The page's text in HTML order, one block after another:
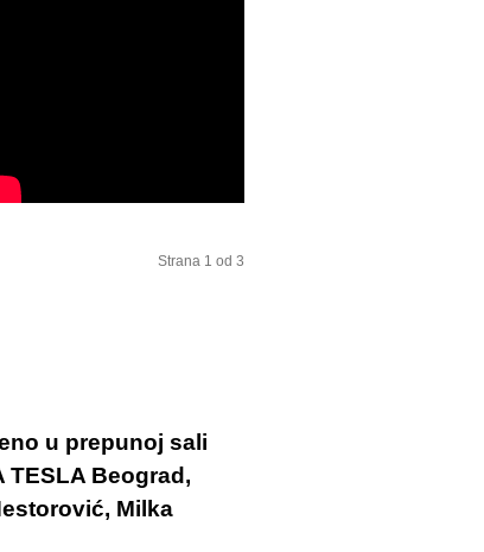
Strana 1 od 3
u prepunoj sali
TESLA Beograd,
Milka